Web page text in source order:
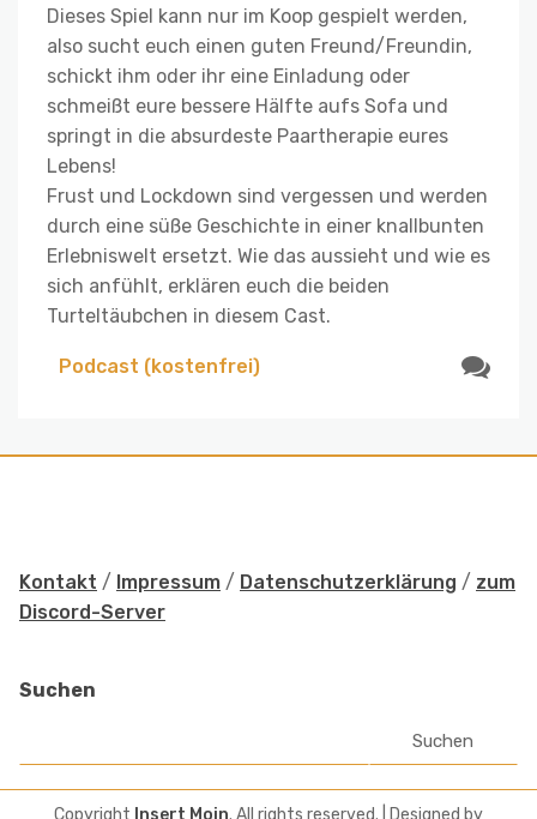
Dieses Spiel kann nur im Koop gespielt werden,
also sucht euch einen guten Freund/Freundin,
schickt ihm oder ihr eine Einladung oder
schmeißt eure bessere Hälfte aufs Sofa und
springt in die absurdeste Paartherapie eures
Lebens!
Frust und Lockdown sind vergessen und werden
durch eine süße Geschichte in einer knallbunten
Erlebniswelt ersetzt. Wie das aussieht und wie es
sich anfühlt, erklären euch die beiden
Turteltäubchen in diesem Cast.
Podcast (kostenfrei)
Kontakt / Impressum / Datenschutzerklärung / zum
Discord-Server
Suchen
Suchen